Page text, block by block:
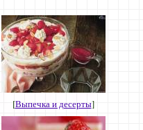
[Выпечка и десерты]